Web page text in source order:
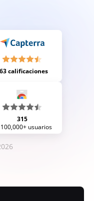
calificaciones
315
100,000+ usuarios